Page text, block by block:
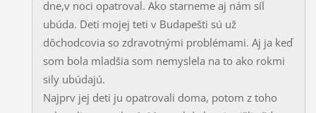
dne,v noci opatroval. Ako starneme aj nám síl
ubúda. Deti mojej teti v Budapešti sú už
dôchodcovia so zdravotnými problémami. Aj ja keď
som bola mladšia som nemyslela na to ako rokmi
sily ubúdajú.
Najprv jej deti ju opatrovali doma, potom z toho